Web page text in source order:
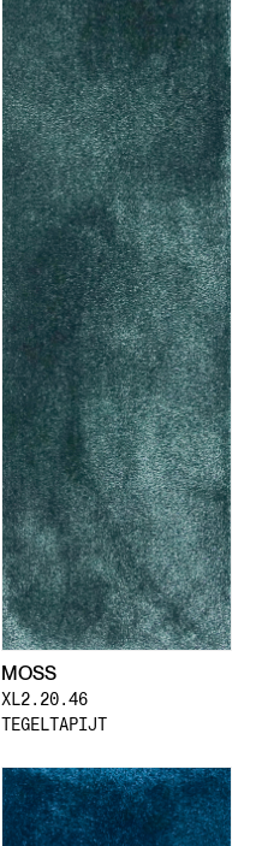
MOSS
XL2.20.46
TEGELTAPIJT